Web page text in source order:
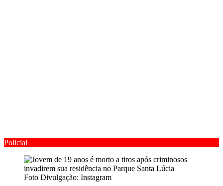
Policial
Foto Divulgação: Instagram